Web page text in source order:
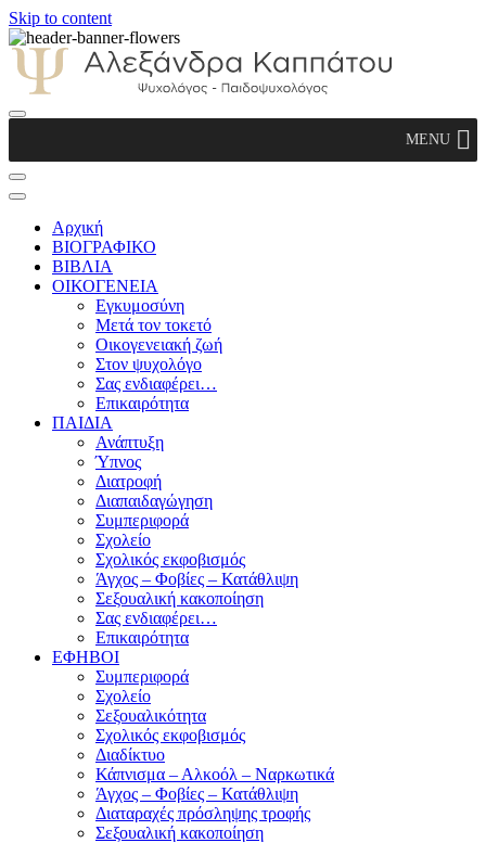
Skip to content
Παιδοψυχολόγος
MENU
Αρχική
ΒΙΟΓΡΑΦΙΚΟ
ΒΙΒΛΙΑ
ΟΙΚΟΓΕΝΕΙΑ
Εγκυμοσύνη
Μετά τον τοκετό
Οικογενειακή ζωή
Στον ψυχολόγο
Σας ενδιαφέρει…
Επικαιρότητα
ΠΑΙΔΙΑ
Ανάπτυξη
Ύπνος
Διατροφή
Διαπαιδαγώγηση
Συμπεριφορά
Σχολείο
Σχολικός εκφοβισμός
Άγχος – Φοβίες – Κατάθλιψη
Σεξουαλική κακοποίηση
Σας ενδιαφέρει…
Επικαιρότητα
ΕΦΗΒΟΙ
Συμπεριφορά
Σχολείο
Σεξουαλικότητα
Σχολικός εκφοβισμός
Διαδίκτυο
Κάπνισμα – Αλκοόλ – Ναρκωτικά
Άγχος – Φοβίες – Κατάθλιψη
Διαταραχές πρόσληψης τροφής
Σεξουαλική κακοποίηση